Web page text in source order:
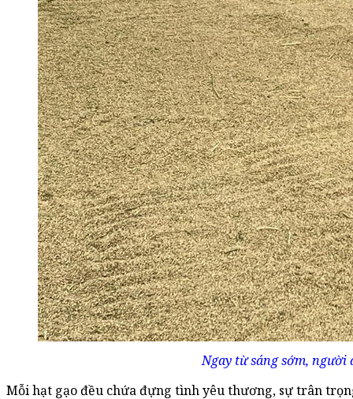
Ngay từ sáng sớm,
Mỗi hạt gạo đều chứa đựng tình yêu thương, sự trân